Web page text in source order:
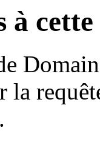
à
la